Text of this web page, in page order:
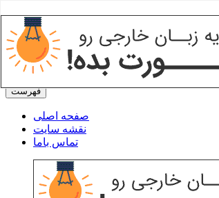
جوانی ابی
آهنگ و آلبوم های ابی با بالاترین کیفیت
فهرست
صفحه اصلی
نقشه سایت
تماس باما